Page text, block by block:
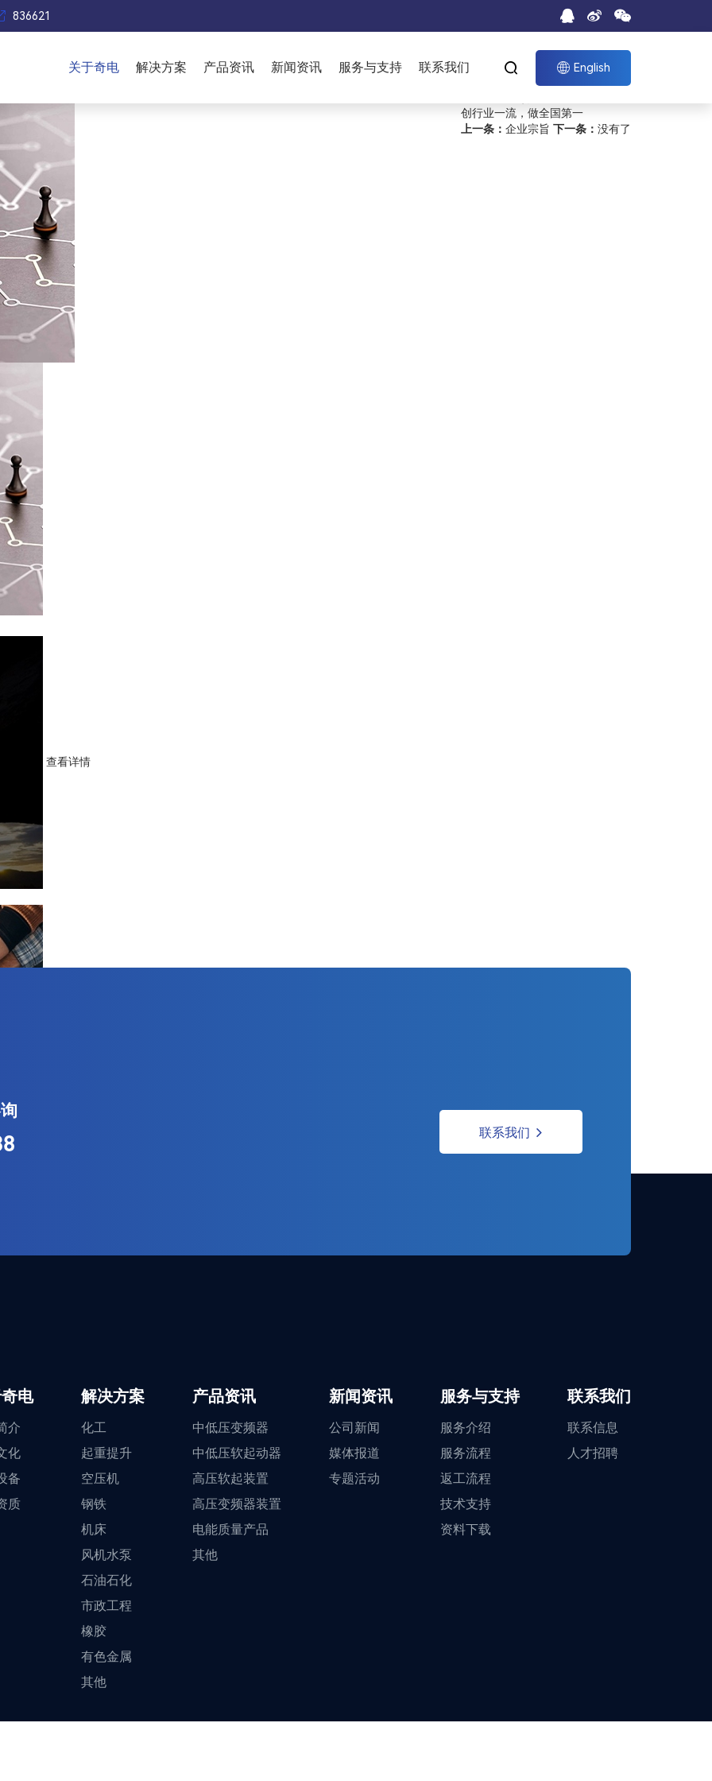
836621
 English

关于奇电 解决方案 产品资讯 新闻资讯 服务与支持 联系我们
企业文化
创行业一流，做全国第一
上一条： 企业宗旨 下一条： 没有了
查看详情
联系我们
电
介
化
备
质
解决方案
化工
起重提升
空压机
钢铁
机床
风机水泵
石油石化
市政工程
橡胶
有色金属
其他
产品资讯
中低压变频器
中低压软起动器
高压软起装置
高压变频器装置
电能质量产品
其他
新闻资讯
公司新闻
媒体报道
专题活动
服务与支持
服务介绍
服务流程
返工流程
技术支持
资料下载
联系我们
联系信息
人才招聘